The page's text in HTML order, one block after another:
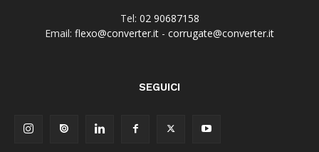
Tel: 02 90687158
Email: flexo@converter.it - corrugate@converter.it
SEGUICI